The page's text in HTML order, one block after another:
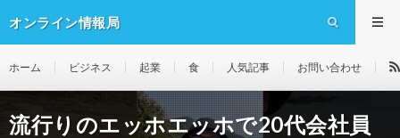
オンライン情報局
ホーム ビジネス 起業 食 人気記事 お問い合わせ
流行りのエッホエッホで20代会社員